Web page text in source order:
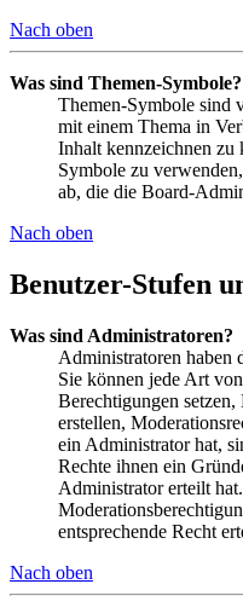
Nach oben
Was sind Themen-Symbole?
Themen-Symbole sind
mit einem Thema in
Inhalt kennzeichnen
Symbole zu
ab, die die Board-
Nach oben
Benutzer-Stufen
Was sind Administratoren?
Administratoren haben
Sie können jede Art
Berechtigungen
erstellen,
ein Administrator hat,
Rechte ihnen ein
Administrator erteilt
entsprechende Recht
Nach oben